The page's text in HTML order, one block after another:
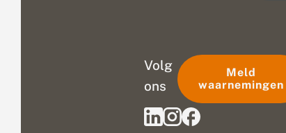
Volg
ons
Meld
waarnemingen